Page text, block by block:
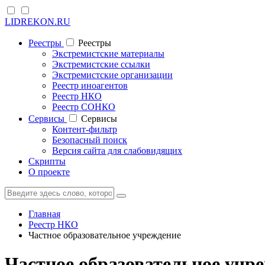
LIDREKON.RU
Реестры
Реестры
Экстремистские материалы
Экстремистские ссылки
Экстремистские организации
Реестр иноагентов
Реестр НКО
Реестр СОНКО
Cервисы
Cервисы
Контент-фильтр
Безопасный поиск
Версия сайта для слабовидящих
Скрипты
О проекте
Главная
Реестр НКО
Частное образовательное учреждение